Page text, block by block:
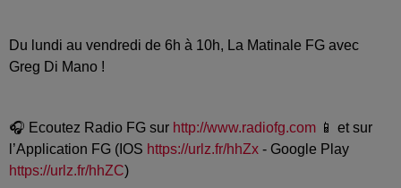
Du lundi au vendredi de 6h à 10h, La Matinale FG avec
Greg Di Mano !
🎧 Ecoutez Radio FG sur http://www.radiofg.com 📱 et sur
l’Application FG (IOS https://urlz.fr/hhZx - Google Play
https://urlz.fr/hhZC)